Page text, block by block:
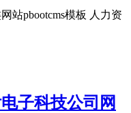
站pbootcms模板 人力资
子科技公司网